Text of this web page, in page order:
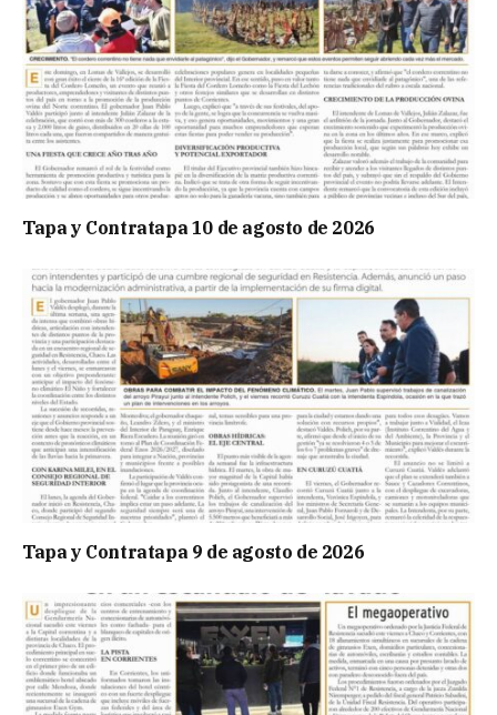
Tapa y Contratapa 10 de agosto de 2026
Tapa y Contratapa 9 de agosto de 2026